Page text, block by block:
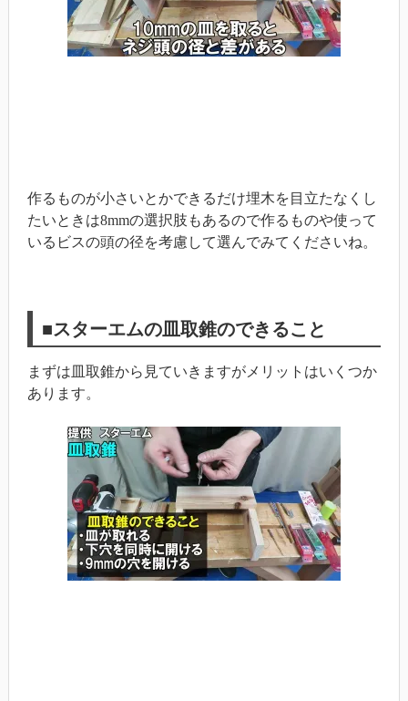
作るものが小さいとかできるだけ埋木を目立たなくし
たいときは8mmの選択肢もあるので作るものや使って
いるビスの頭の径を考慮して選んでみてくださいね。
■スターエムの皿取錐のできること
まずは皿取錐から見ていきますがメリットはいくつか
あります。